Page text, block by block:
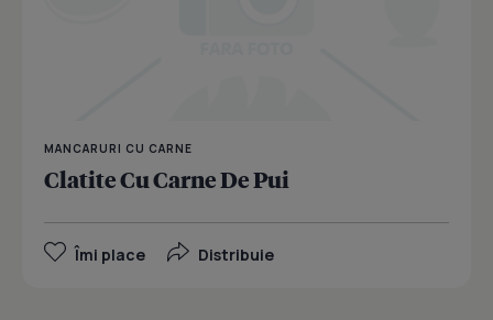
MANCARURI CU CARNE
Clatite Cu Carne De Pui
Îmi place Distribuie